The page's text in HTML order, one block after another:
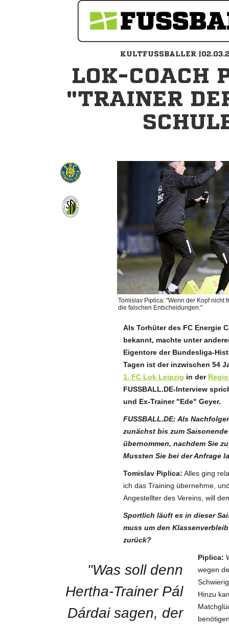
KULTFUSSBALLER
LOK-COACH
"TRAINER
Tomislav Piplica: "Wenn der Kopf nicht
die falschen Entscheidungen."
Als Torhüter des FC Energie
bekannt, machte unter
Eigentore der Bundesliga-
Tagen ist der inzwischen 54
1. FC Lok Leipzig in der
FUSSBALL.DE-Interview
und Ex-Trainer "Ede" Geyer.
FUSSBALL.DE: Als
zunächst bis zum
übernommen, nachdem Sie
Mussten Sie bei der Anfrage
Tomislav Piplica: Alles ging
ich das Training übernehme,
Angestellter des Vereins, will
Sportlich läuft es in dieser
muss um den
zurück?
"Was soll denn
Hertha-Trainer Pál
Dárdai sagen, der
Piplica:
wegen
Hinzu